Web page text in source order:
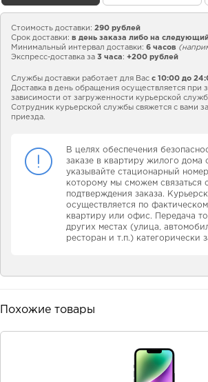
Стоимость доставки: 290 рублей
Срок доставки: в день заказа либо на
Минимальный интервал доставки: 6 часов
Экспресс-доставка за 3 часа : +200 рублей
Службы доставки работает для Вас с 10:00 до
Доставка в день обращения осуществляется при
зависимости от загруженности курьерской
Сотрудник курьерской службы свяжется с вами
приезда.
В целях обеспечения
заказе в квартиру жилого дома
указывайте стационарный
которому мы сможем связаться
подтверждения заказа.
осуществляется по
квартиру или офис. Передача
других местах (улица,
ресторан и т.п.) категорически
Похожие товары